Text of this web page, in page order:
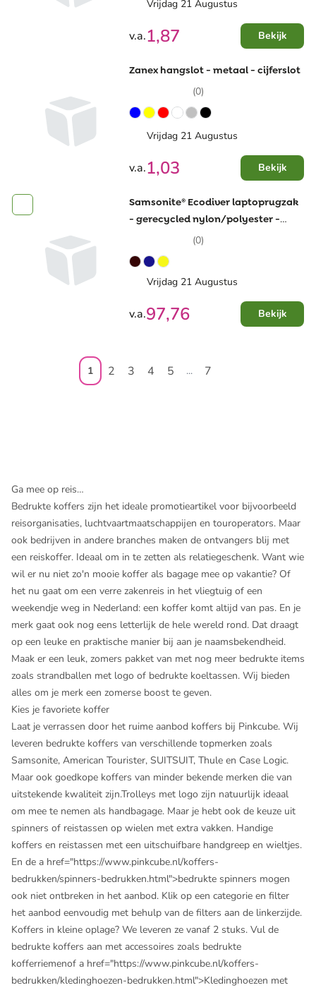
Vrijdag 21 Augustus
v.a.1,87 Bekijk
Zanex hangslot - metaal - cijferslot
(0)
Vrijdag 21 Augustus
v.a.1,03 Bekijk
Samsonite® Ecodiver laptoprugzak
- gerecycled nylon/polyester -
waterafstotend - laptop-en
tabletvak
(0)
Vrijdag 21 Augustus
v.a.97,76 Bekijk
1 2 3 4 5 ... 7
Ga mee op reis…
Bedrukte koffers zijn het ideale promotieartikel voor bijvoorbeeld
reisorganisaties, luchtvaartmaatschappijen en touroperators. Maar
ook bedrijven in andere branches maken de ontvangers blij met
een reiskoffer. Ideaal om in te zetten als relatiegeschenk. Want wie
wil er nu niet zo'n mooie koffer als bagage mee op vakantie? Of
het nu gaat om een verre zakenreis in het vliegtuig of een
weekendje weg in Nederland: een koffer komt altijd van pas. En je
merk gaat ook nog eens letterlijk de hele wereld rond. Dat draagt
op een leuke en praktische manier bij aan je naamsbekendheid.
Maak er een leuk, zomers pakket van met nog meer bedrukte items
zoals strandballen met logo of bedrukte koeltassen. Wij bieden
alles om je merk een zomerse boost te geven.
Kies je favoriete koffer
Laat je verrassen door het ruime aanbod koffers bij Pinkcube. Wij
leveren bedrukte koffers van verschillende topmerken zoals
Samsonite, American Tourister, SUITSUIT, Thule en Case Logic.
Maar ook goedkope koffers van minder bekende merken die van
uitstekende kwaliteit zijn.Trolleys met logo zijn natuurlijk ideaal
om mee te nemen als handbagage. Maar je hebt ook de keuze uit
spinners of reistassen op wielen met extra vakken. Handige
koffers en reistassen met een uitschuifbare handgreep en wieltjes.
En de a href="https://www.pinkcube.nl/koffers-
bedrukken/spinners-bedrukken.html">bedrukte spinners mogen
ook niet ontbreken in het aanbod. Klik op een categorie en filter
het aanbod eenvoudig met behulp van de filters aan de linkerzijde.
Koffers in kleine oplage? We leveren ze vanaf 2 stuks. Vul de
bedrukte koffers aan met accessoires zoals bedrukte
kofferriemenof a href="https://www.pinkcube.nl/koffers-
bedrukken/kledinghoezen-bedrukken.html">Kledinghoezen met